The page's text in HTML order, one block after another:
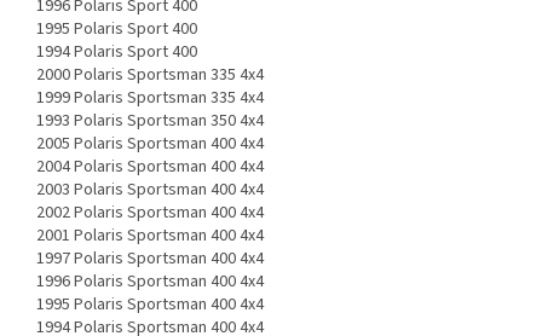
1996 Polaris Sport 400
1995 Polaris Sport 400
1994 Polaris Sport 400
2000 Polaris Sportsman 335 4x4
1999 Polaris Sportsman 335 4x4
1993 Polaris Sportsman 350 4x4
2005 Polaris Sportsman 400 4x4
2004 Polaris Sportsman 400 4x4
2003 Polaris Sportsman 400 4x4
2002 Polaris Sportsman 400 4x4
2001 Polaris Sportsman 400 4x4
1997 Polaris Sportsman 400 4x4
1996 Polaris Sportsman 400 4x4
1995 Polaris Sportsman 400 4x4
1994 Polaris Sportsman 400 4x4